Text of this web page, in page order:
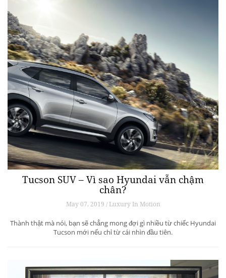
Tucson SUV – Vì sao Hyundai vẫn chậm
chân?
May 07, 2019 / Luxury In Motion
Thành thật mà nói, bạn sẽ chẳng mong đợi gì nhiều từ chiếc Hyundai
Tucson mới nếu chỉ từ cái nhìn đầu tiên.